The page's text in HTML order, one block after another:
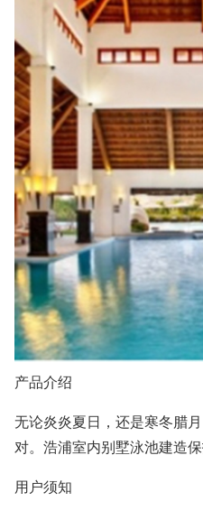
产品介绍
无论炎炎夏日，还是寒冬腊
对。浩浦室内别墅泳池建造保
用户须知